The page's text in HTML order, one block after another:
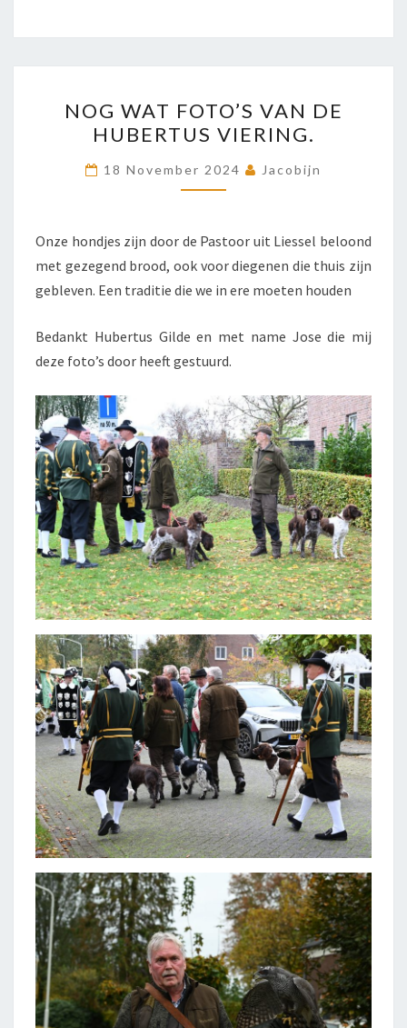
WAT
FOTO’S
VAN
DE
VIERING.
NOG WAT FOTO’S VAN DE
HUBERTUS VIERING.
18 November 2024 Jacobijn
Onze hondjes zijn door de Pastoor uit Liessel beloond
met gezegend brood, ook voor diegenen die thuis zijn
gebleven. Een traditie die we in ere moeten houden
Bedankt Hubertus Gilde en met name Jose die mij
deze foto’s door heeft gestuurd.